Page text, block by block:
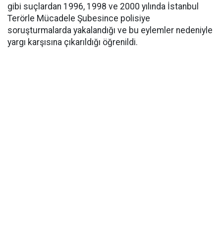
gibi suçlardan 1996, 1998 ve 2000 yılında İstanbul
Terörle Mücadele Şubesince polisiye
soruşturmalarda yakalandığı ve bu eylemler nedeniyle
yargı karşısına çıkarıldığı öğrenildi.